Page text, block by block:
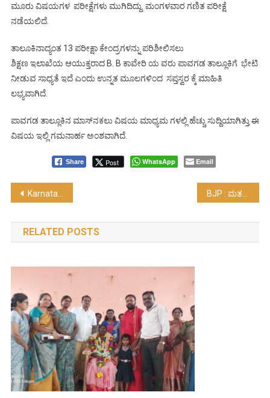
ಮೂರು ವಿಷಯಗಳ ಪರೀಕ್ಷೆಗಳು ಮುಗಿದಿದ್ದು. ಮಂಗಳವಾರ ಗಣಿತ ಪರೀಕ್ಷೆ
ನಡೆಯಲಿದೆ.
ತಾಲೂಕಿನಾದ್ಯಂತ 13 ಪರೀಕ್ಷಾ ಕೇಂದ್ರಗಳನ್ನು ಪರಿಶೀಲಿಸಲು
ಶಿಕ್ಷಣ ಇಲಾಖೆಯ ಆಯುಕ್ತರಾದ B. B ಕಾವೇರಿ ಯ ವರು ಪಾವಗಡ ತಾಲ್ಲೂಕಿಗೆ ಭೇಟಿ
ನೀಡುವ ಸಾಧ್ಯತೆ ಇದೆ ಎಂದು ಉನ್ನತ ಮೂಲಗಳಿಂದ ಸಪ್ತಸ್ವರ ಕ್ಕೆ ಮಾಹಿತಿ
ಲಭ್ಯವಾಗಿದೆ.
ಪಾವಗಡ ತಾಲ್ಲೂಕಿನ ಮಾಸ್‌ನಕಲು ವಿಷಯ ಮಾಧ್ಯಮ ಗಳಲ್ಲಿ ಹೆಚ್ಚು ಸುದ್ದಿಯಾಗಿತ್ತು ಈ
ವಿಷಯ ಇಲ್ಲಿ ಗಮನಾರ್ಹ ಅಂಶವಾಗಿದೆ.
Share Post WhatsApp Email
Post
navigation
Karnataka : ಮೋದಿ ಅವರು ದುರ್ಬಲ ಪ್ರಧಾನಮಂತ್ರಿಯಂತೆ, ಇವರು ಪ್ರಬಲ ಮುಖ್ಯಮಂತ್ರಿಯಂತೆ….!
RELATED POSTS